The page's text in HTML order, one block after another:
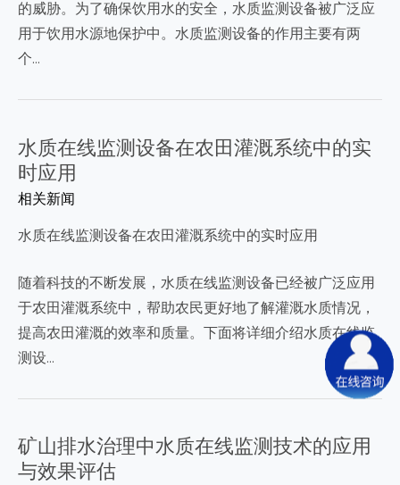
的威胁。为了确保饮用水的安全，水质监测设备被广泛应
用于饮用水源地保护中。水质监测设备的作用主要有两
个…
水质在线监测设备在农田灌溉系统中的实
时应用
相关新闻
水质在线监测设备在农田灌溉系统中的实时应用
随着科技的不断发展，水质在线监测设备已经被广泛应用
于农田灌溉系统中，帮助农民更好地了解灌溉水质情况，
提高农田灌溉的效率和质量。下面将详细介绍水质在线监
测设…
矿山排水治理中水质在线监测技术的应用
与效果评估